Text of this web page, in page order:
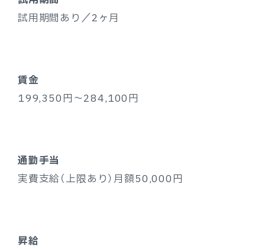
試用期間あり／2ヶ月
賃金
199,350円～284,100円
通勤手当
実費支給（上限あり）月額50,000円
昇給